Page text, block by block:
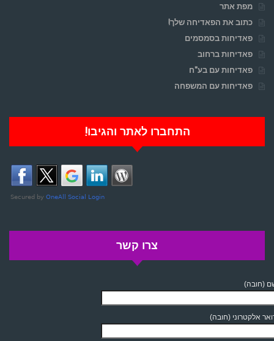
מפת אתר
כתוב את הפאדיחה שלך!
פאדיחות בסמסמים
פאדיחות ברחוב
פאדיחות עם בע"ח
פאדיחות עם המשפחה
התחברו לאתר והגיבו!
צרו קשר
(חובה)
אלקטרוני (חובה)